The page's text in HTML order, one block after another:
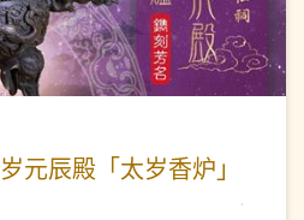
元辰殿「太岁香炉」